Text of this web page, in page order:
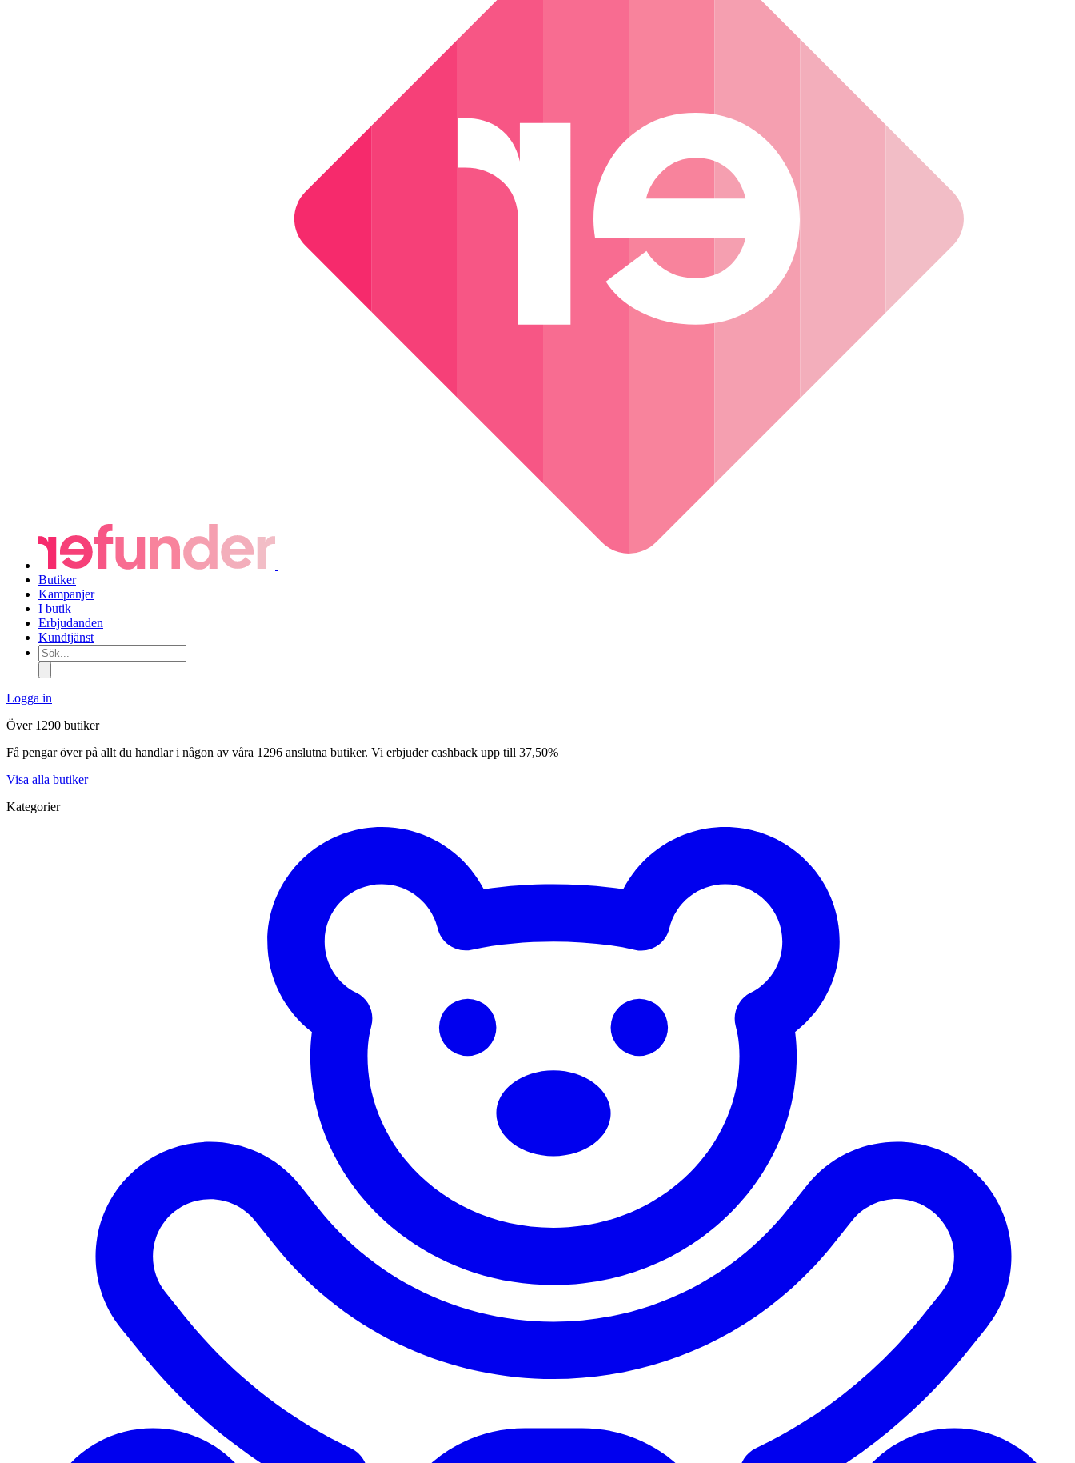
Butiker
Kampanjer
I butik
Erbjudanden
Kundtjänst
Sök...
Logga in
Över 1290 butiker
Få pengar över på allt du handlar i någon av våra 1296 anslutna butiker. Vi erbjuder cashback upp till 37,50%
Visa alla butiker
Kategorier